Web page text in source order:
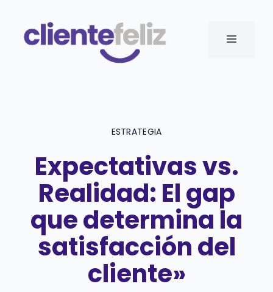
contenido
MENÚ
ESTRATEGIA
Expectativas vs.
Realidad: El gap
que determina la
satisfacción del
cliente»